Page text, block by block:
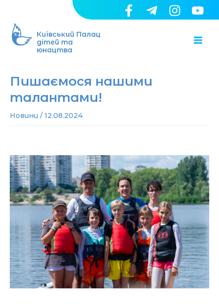
вмісту
Київський Палац
дітей та
юнацтва
Пишаємося нашими
талантами!
Новини / 12.08.2024